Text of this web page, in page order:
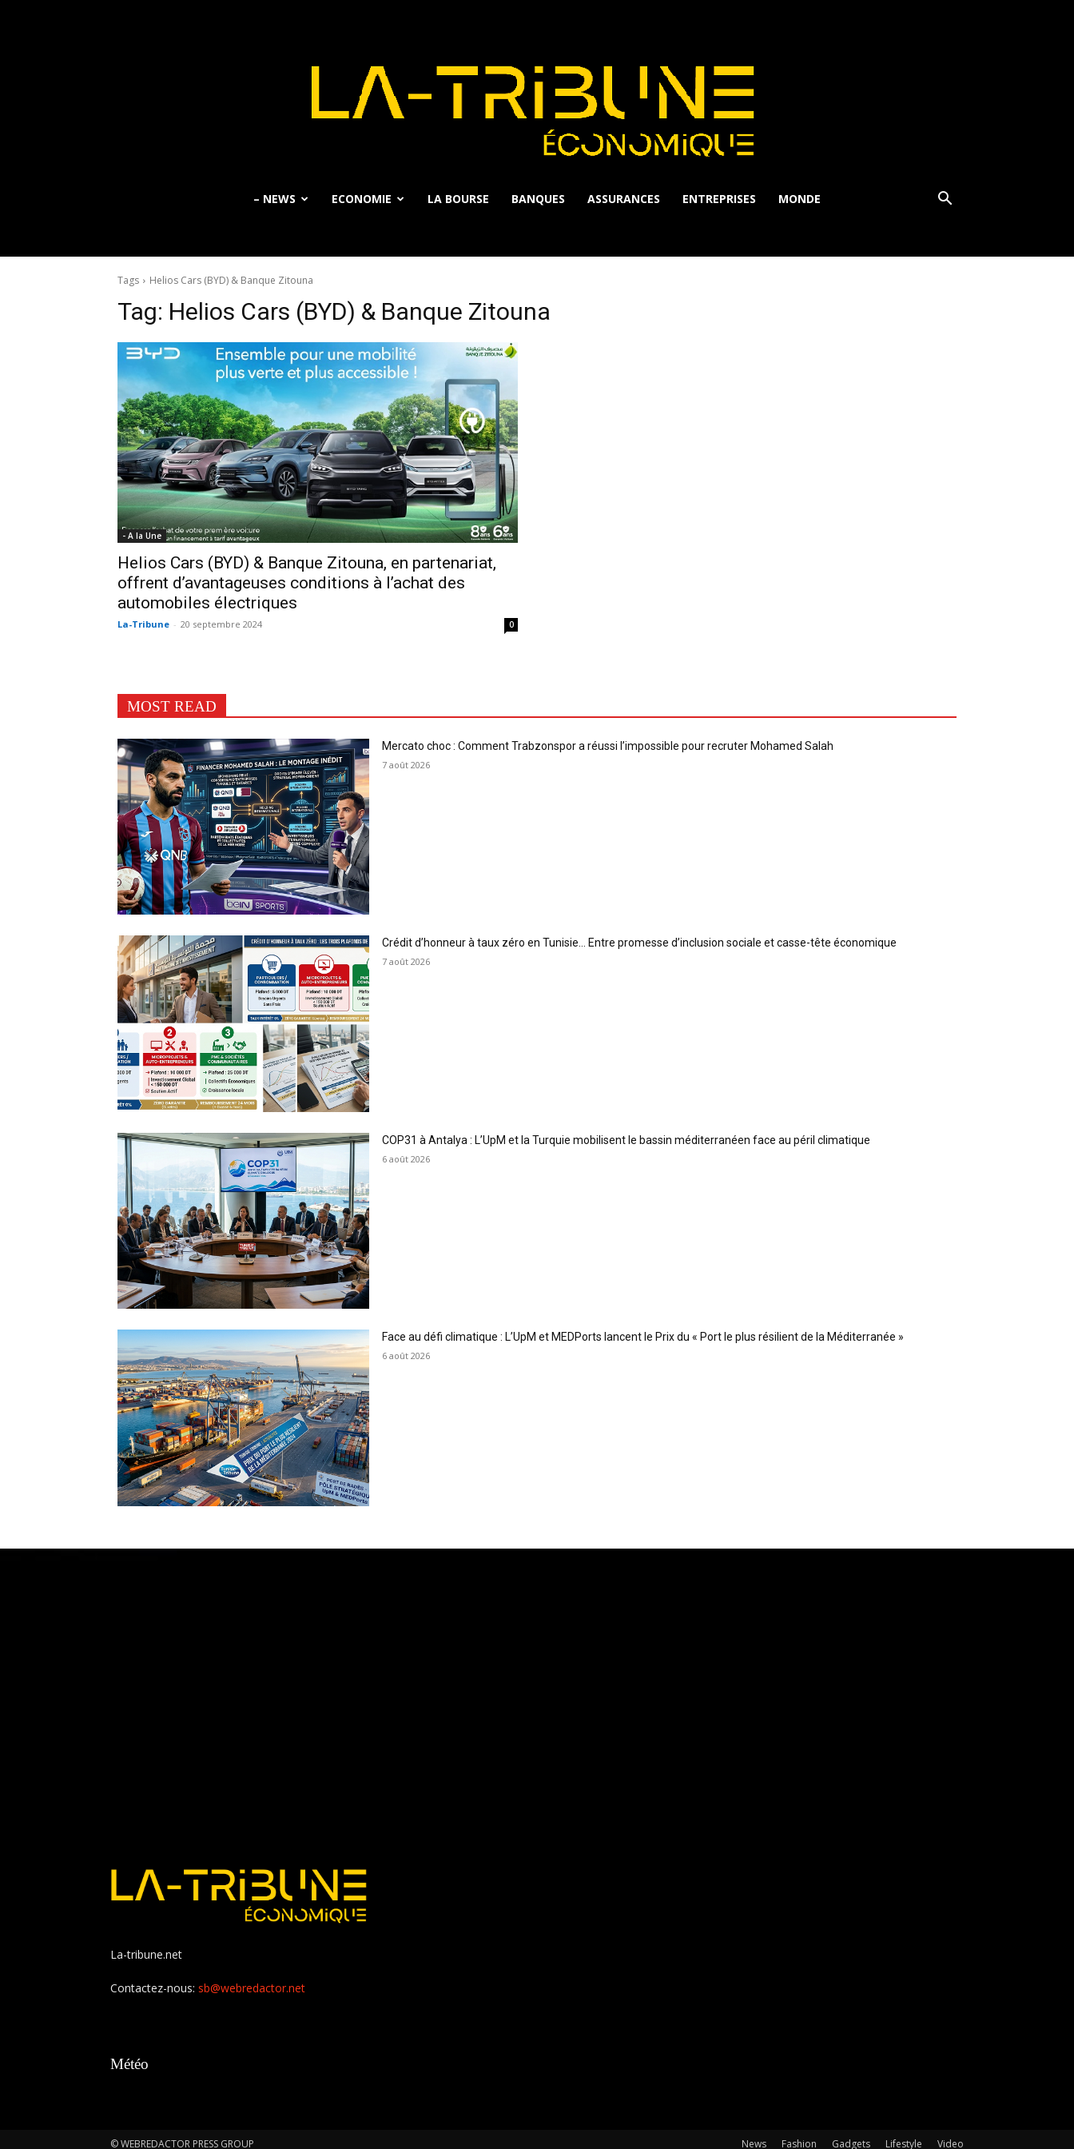
– NEWS ECONOMIE LA BOURSE BANQUES ASSURANCES ENTREPRISES MONDE
Tags Helios Cars (BYD) & Banque Zitouna
Tag: Helios Cars (BYD) & Banque Zitouna
- A la Une
Helios Cars (BYD) & Banque Zitouna, en partenariat,
offrent d’avantageuses conditions à l’achat des
automobiles électriques
La-Tribune - 20 septembre 2024 0
MOST READ
Mercato choc : Comment Trabzonspor a réussi l’impossible pour recruter Mohamed Salah
7 août 2026
Crédit d’honneur à taux zéro en Tunisie… Entre promesse d’inclusion sociale et casse-tête économique
7 août 2026
COP31 à Antalya : L’UpM et la Turquie mobilisent le bassin méditerranéen face au péril climatique
6 août 2026
Face au défi climatique : L’UpM et MEDPorts lancent le Prix du « Port le plus résilient de la Méditerranée »
6 août 2026
La-tribune.net
Contactez-nous: sb@webredactor.net
Météo
News Fashion Gadgets Lifestyle Video
© WEBREDACTOR PRESS GROUP